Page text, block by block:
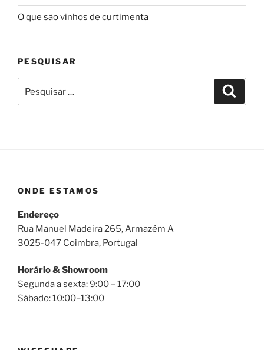
O que são vinhos de curtimenta
PESQUISAR
por:
ONDE ESTAMOS
Endereço
Rua Manuel Madeira 265, Armazém A
3025-047 Coimbra, Portugal
Horário & Showroom
Segunda a sexta: 9:00 – 17:00
Sábado: 10:00–13:00